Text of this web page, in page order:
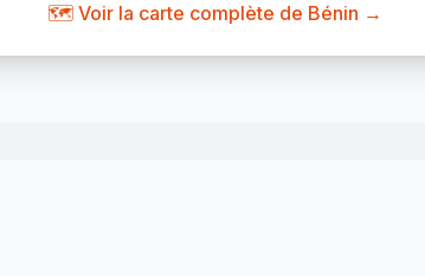
🗺️ Voir la carte complète de Bénin →